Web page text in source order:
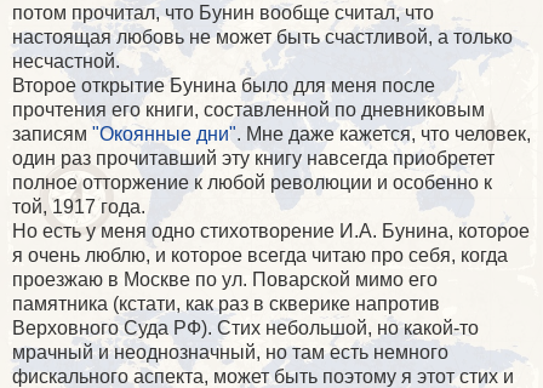
потом прочитал, что Бунин вообще считал, что
настоящая любовь не может быть счастливой, а только
несчастной.
Второе открытие Бунина было для меня после
прочтения его книги, составленной по дневниковым
записям "Окоянные дни". Мне даже кажется, что человек,
один раз прочитавший эту книгу навсегда приобретет
полное отторжение к любой революции и особенно к
той, 1917 года.
Но есть у меня одно стихотворение И.А. Бунина, которое
я очень люблю, и которое всегда читаю про себя, когда
проезжаю в Москве по ул. Поварской мимо его
памятника (кстати, как раз в скверике напротив
Верховного Суда РФ). Стих небольшой, но какой-то
мрачный и неоднозначный, но там есть немного
фискального аспекта, может быть поэтому я этот стих и